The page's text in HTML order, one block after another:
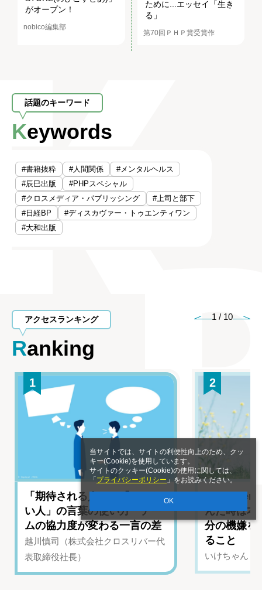
当サイトでは、サイトの利便性向上のため、クッ
キー(Cookie)を使用しています。
サイトのクッキー(Cookie)の使用に関しては、
「 プライバシーポリシー 」をお読みください。
OK
がオープン！
nobico編集部
ために...エッセイ「生き
る」
第70回ＰＨＰ賞受賞作
話題のキーワード
Keywords
#書籍抜粋 #人間関係
#メンタルヘルス
#辰巳出版
#PHPスペシャル
#クロスメディア・パブリッシング
#上司と部下
#日経BP
#ディスカヴァー・トゥエンティワン
#大和出版
アクセスランキング
Ranking
1 / 10
1
「期待される人」と「されな
い人」の言葉の使い方 チー
ムの協力度が変わる一言の差
越川慎司（株式会社クロスリバー代
表取締役社長）
2
YouTuber
んだ時は
分の機嫌を
ること
いけちゃん（